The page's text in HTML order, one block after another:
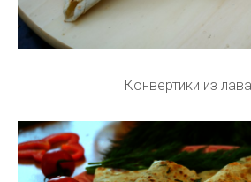
Конвертики из